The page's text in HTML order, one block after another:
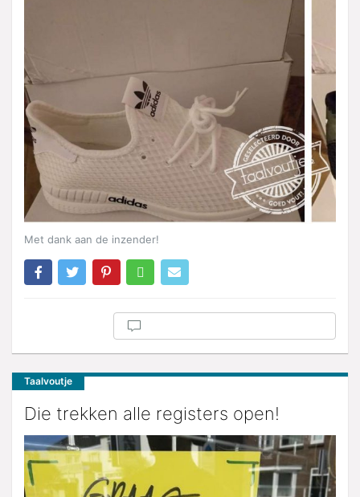
Met dank aan de inzender!
Taalvoutje
Die trekken alle registers open!